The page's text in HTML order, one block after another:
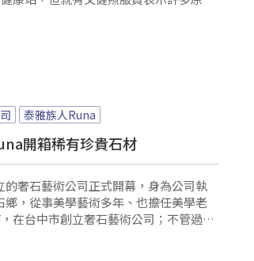
式，長者的文化認同較低、族語能力也
舊課程時，仍會出現瓶頸。
泰雅族人Runa
開箱稀有珍貴石材
的奢石藝術公司正式開幕，身為公司執
，從事美學藝術多年、也擔任美學老
在台中市創立奢石藝術公司；不管過程
希望能將自己對於藝術的美感讓更多